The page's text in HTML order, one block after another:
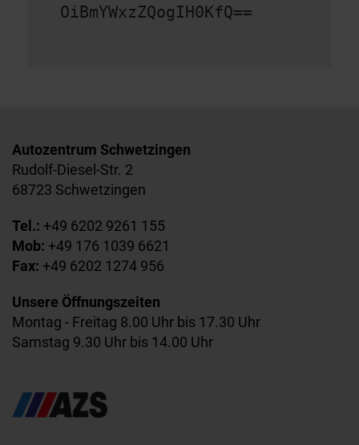
OiBmYWxzZQogIH0KfQ==
Autozentrum Schwetzingen
Rudolf-Diesel-Str. 2
68723 Schwetzingen
Tel.: +49 6202 9261 155
Mob: +49 176 1039 6621
Fax: +49 6202 1274 956
Unsere Öffnungszeiten
Montag - Freitag 8.00 Uhr bis 17.30 Uhr
Samstag 9.30 Uhr bis 14.00 Uhr